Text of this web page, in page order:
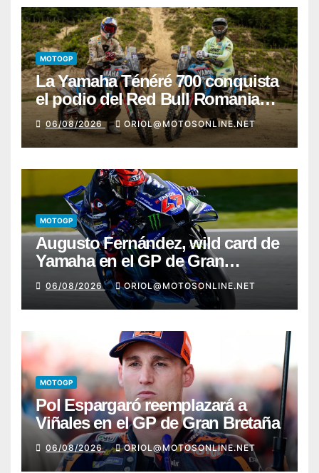
MOTOGP
La Yamaha Ténéré 700 conquista
el podio del Red Bull Romaniacs
2026 con Pol Tarrés
06/08/2026 ORIOL@MOTOSONLINE.NET
MOTOGP
Augusto Fernández, wild card de
Yamaha en el GP de Gran
Bretaña
06/08/2026 ORIOL@MOTOSONLINE.NET
MOTOGP
Pol Espargaró reemplazará a
Viñales en el GP de Gran Bretaña
06/08/2026 ORIOL@MOTOSONLINE.NET